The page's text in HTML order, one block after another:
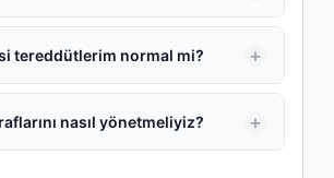
tereddütlerim normal mi?
nasıl yönetmeliyiz?